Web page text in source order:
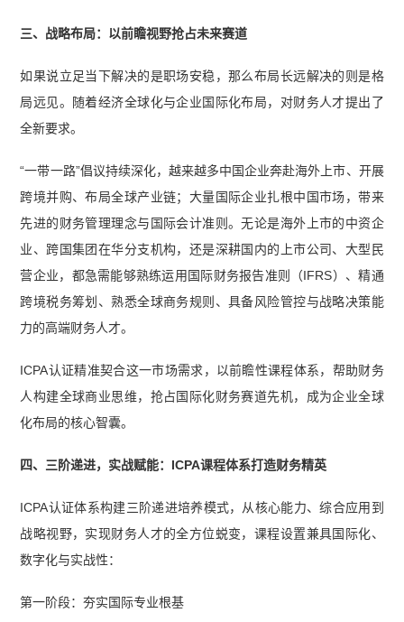
三、战略布局：以前瞻视野抢占未来赛道
如果说立足当下解决的是职场安稳，那么布局长远解决的则是格
局远见。随着经济全球化与企业国际化布局，对财务人才提出了
全新要求。
“一带一路”倡议持续深化，越来越多中国企业奔赴海外上市、开展
跨境并购、布局全球产业链；大量国际企业扎根中国市场，带来
先进的财务管理理念与国际会计准则。无论是海外上市的中资企
业、跨国集团在华分支机构，还是深耕国内的上市公司、大型民
营企业，都急需能够熟练运用国际财务报告准则（IFRS）、精通
跨境税务筹划、熟悉全球商务规则、具备风险管控与战略决策能
力的高端财务人才。
ICPA认证精准契合这一市场需求，以前瞻性课程体系，帮助财务
人构建全球商业思维，抢占国际化财务赛道先机，成为企业全球
化布局的核心智囊。
四、三阶递进，实战赋能：ICPA课程体系打造财务精英
ICPA认证体系构建三阶递进培养模式，从核心能力、综合应用到
战略视野，实现财务人才的全方位蜕变，课程设置兼具国际化、
数字化与实战性：
第一阶段：夯实国际专业根基